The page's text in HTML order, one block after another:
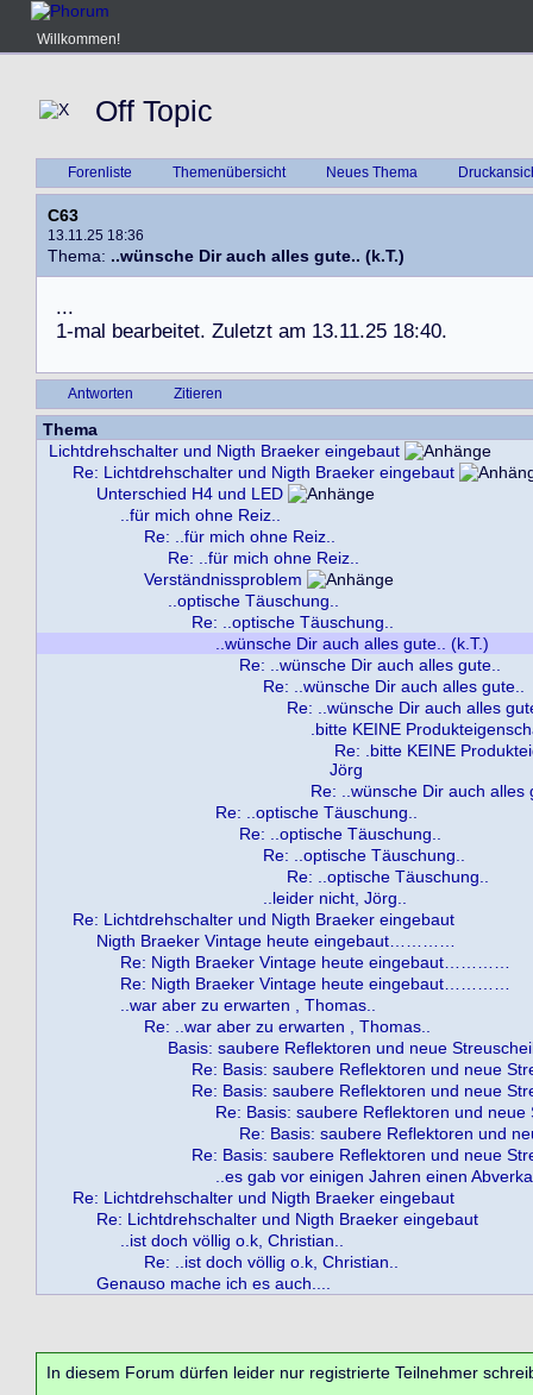
Willkommen!
Off Topic
Forenliste Themenübersicht Neues Thema
C63
13.11.25 18:36
Thema: ..wünsche Dir auch alles gute.. (k.T.)
...
1-mal bearbeitet. Zuletzt am 13.11.25 18:40.
Antworten Zitieren
Thema
Lichtdrehschalter und Nigth Braeker eingebaut
Re: Lichtdrehschalter und Nigth Braeker eingebaut
Unterschied H4 und LED
..für mich ohne Reiz..
Re: ..für mich ohne Reiz..
Re: ..für mich ohne Reiz..
Verständnissproblem
..optische Täuschung..
Re: ..optische Täuschung..
..wünsche Dir auch alles gute.. (k.T.)
Re: ..wünsche Dir auch alles gute..
Re: ..wünsche Dir auch alles gute..
Re: ..wünsche Dir auch alles
.bitte KEINE
Re: .bitte KEINE
Jörg
Re: ..wünsche Dir auch alles
Re: ..optische Täuschung..
Re: ..optische Täuschung..
Re: ..optische Täuschung..
Re: ..optische Täuschung..
..leider nicht, Jörg..
Re: Lichtdrehschalter und Nigth Braeker eingebaut
Nigth Braeker Vintage heute eingebaut…………
Re: Nigth Braeker Vintage heute eingebaut…………
Re: Nigth Braeker Vintage heute eingebaut…………
..war aber zu erwarten , Thomas..
Re: ..war aber zu erwarten , Thomas..
Basis: saubere Reflektoren und neue
Re: Basis: saubere Reflektoren und neue
Re: Basis: saubere Reflektoren und neue
Re: Basis: saubere Reflektoren und neue
Re: Basis: saubere Reflektoren und
Re: Basis: saubere Reflektoren und neue
..es gab vor einigen Jahren einen
Re: Lichtdrehschalter und Nigth Braeker eingebaut
Re: Lichtdrehschalter und Nigth Braeker eingebaut
..ist doch völlig o.k, Christian..
Re: ..ist doch völlig o.k, Christian..
Genauso mache ich es auch....
In diesem Forum dürfen leider nur registrierte Teilnehmer